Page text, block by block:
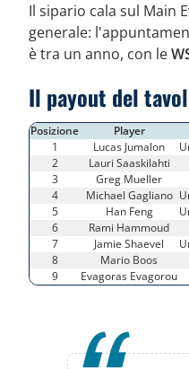
Il sipario cala sul Main
generale:
è tra un anno, con le
Il payout del
Posizione Player
1
Lucas Jumalon
2
Lauri Saaskilahti
3
Greg Mueller
4
Michael Gagliano
5
Han Feng
6
Rami Hammoud
7
Jamie Shaevel
8
Mario Boos
9
Evagoras Evagorou